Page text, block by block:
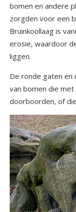
bomen en andere
zorgden voor een
Bruinkoollaag is
erosie, waardoor
liggen.
De ronde gaten en
van bomen die
doorboorden, of